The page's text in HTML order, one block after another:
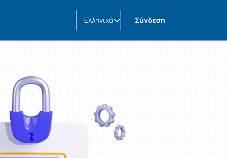
Ελληνικά Σύνδεση